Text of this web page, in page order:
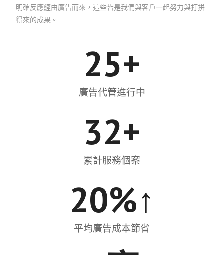
明確反應經由廣告而來，這些皆是我們與客戶一起努力與打拼
得來的成果。
25+
廣告代管進行中
32+
累計服務個案
20%↑
平均廣告成本節省